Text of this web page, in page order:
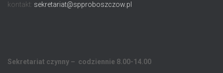
kontakt: sekretariat@spproboszczow.pl
Sekretariat czynny – codziennie 8.00-14.00